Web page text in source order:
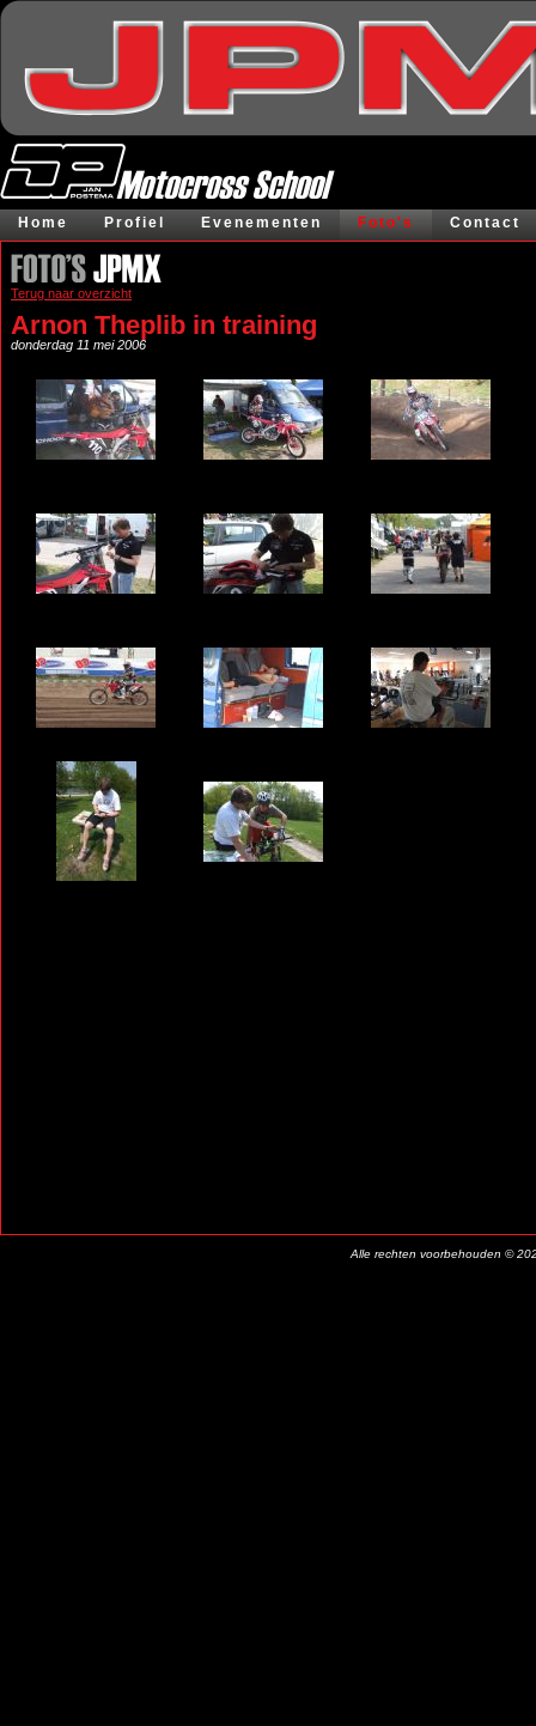
Home Profiel Evenementen Foto's Contact
Terug naar overzicht
Arnon Theplib in training
donderdag 11 mei 2006
Alle rechten voorbehouden ©